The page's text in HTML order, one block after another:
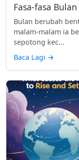
Fasa-fasa
Bulan berubah
malam-malam ia
sepotong kec...
Baca Lagi →